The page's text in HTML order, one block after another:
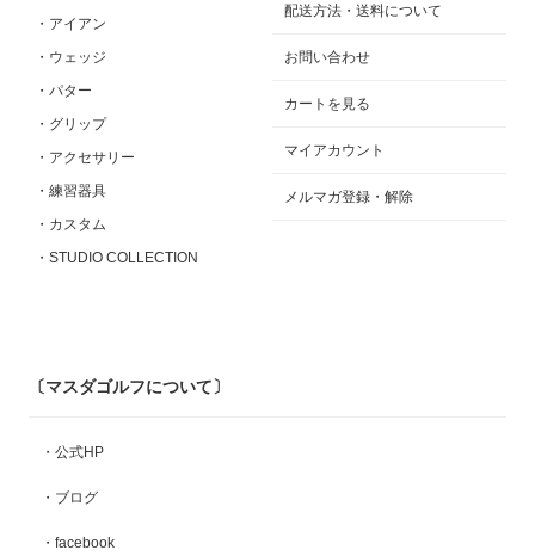
・アイアン
・ウェッジ
・パター
・グリップ
・アクセサリー
・練習器具
・カスタム
・STUDIO COLLECTION
配送方法・送料について
お問い合わせ
カートを見る
マイアカウント
メルマガ登録・解除
〔マスダゴルフについて〕
・公式HP
・ブログ
・facebook